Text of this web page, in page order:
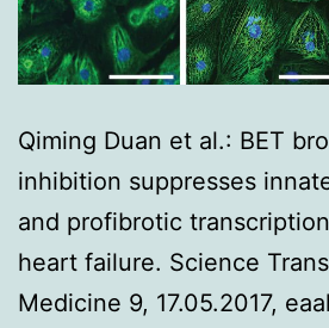
Qiming Duan et al.: BET
inhibition suppresses
and profibrotic
heart failure. Science
Medicine 9, 17.05.2017,